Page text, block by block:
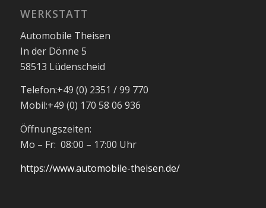
WERKSTATT
Automobile Theisen
In der Dönne 5
58513 Lüdenscheid
Telefon:+49 (0) 2351 / 99 770
Mobil:+49 (0) 170 58 06 936
Öffnungszeiten:
Mo – Fr: 08:00 – 17:00 Uhr
https://www.automobile-theisen.de/